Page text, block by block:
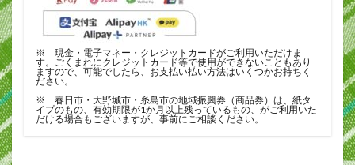
※ 現金・電子マネー・クレジットカードがご利用いただけま
す。ごくまれにクレジットカード等で使用ができないこともあり
ますので、可能でしたら、お支払い払い方法はいくつかお持ちく
ださい。
※ 春日市・大野城市・糸島市の地域振興券（商品券）は、紙タ
イプのもの、有効期限が1か月以上残っているもの、がご利用いた
だける場合もございますが、事前にご相談ください。